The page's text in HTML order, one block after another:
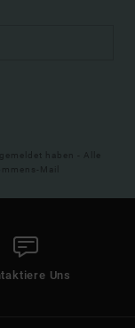
haben - Alle
Mail
Uns